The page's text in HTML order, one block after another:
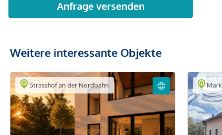
Weitere interessante Objekte
Strasshof an der Nordbahn